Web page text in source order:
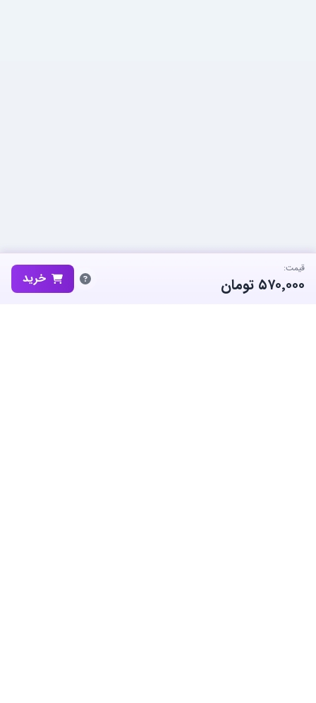
قیمت:
۵۷۰٬۰۰۰ تومان خرید